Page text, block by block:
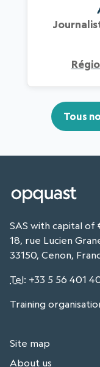
Tous
SAS with capital of
18, rue Lucien
33150, Cenon,
Tel: +33 5 56 401
Training
Site map
About us